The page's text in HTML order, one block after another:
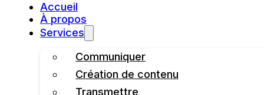
Accueil
À propos
Services
Communiquer
Création de contenu
Transmettre